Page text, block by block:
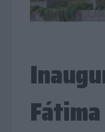
Fátima